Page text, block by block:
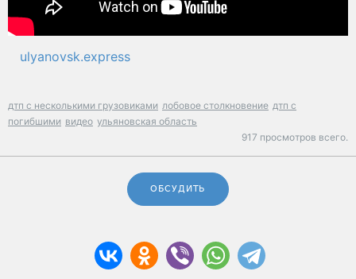
ulyanovsk.express
дтп с несколькими грузовиками лобовое столкновение дтп с
погибшими видео ульяновская область
917 просмотров всего.
ОБСУДИТЬ